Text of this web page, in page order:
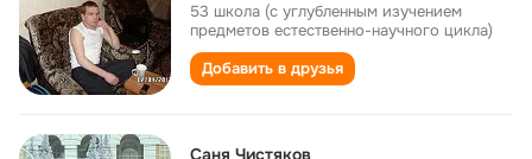
53 школа (с углубленным изучением
предметов естественно-научного цикла)
Добавить в друзья
Саня Чистяков